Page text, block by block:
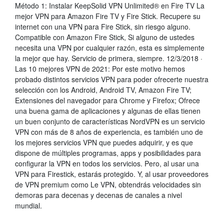
Método 1: Instalar KeepSolid VPN Unlimited® en Fire TV La
mejor VPN para Amazon Fire TV y Fire Stick. Recupere su
internet con una VPN para Fire Stick, sin riesgo alguno.
Compatible con Amazon Fire Stick, Si alguno de ustedes
necesita una VPN por cualquier razón, esta es simplemente
la mejor que hay. Servicio de primera, siempre. 12/3/2018 ·
Las 10 mejores VPN de 2021: Por este motivo hemos
probado distintos servicios VPN para poder ofrecerte nuestra
selección con los Android, Android TV, Amazon Fire TV;
Extensiones del navegador para Chrome y Firefox; Ofrece
una buena gama de aplicaciones y algunas de ellas tienen
un buen conjunto de características NordVPN es un servicio
VPN con más de 8 años de experiencia, es también uno de
los mejores servicios VPN que puedes adquirir, y es que
dispone de múltiples programas, apps y posibilidades para
configurar la VPN en todos los servicios. Pero, al usar una
VPN para Firestick, estarás protegido. Y, al usar proveedores
de VPN premium como Le VPN, obtendrás velocidades sin
demoras para decenas y decenas de canales a nivel
mundial.